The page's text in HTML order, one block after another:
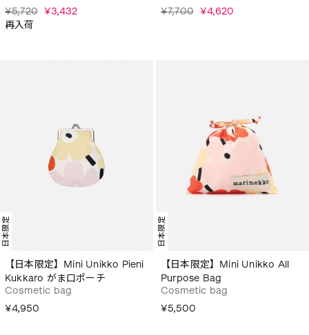
¥5,720 ¥3,432
再入荷
¥7,700 ¥4,620
日本限定
【日本限定】Mini Unikko Pieni
Kukkaro がま口ポーチ
Cosmetic bag
¥4,950
日本限定
【日本限定】Mini Unikko All
Purpose Bag
Cosmetic bag
¥5,500